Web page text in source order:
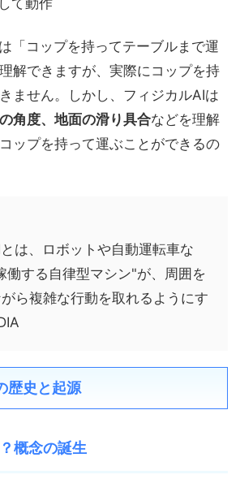
「コップを持ってテーブルまで運
解できますが、実際にコップを持
ません。しかし、フィジカルAIは
角度、地面の滑り具合などを理解
ップを持って運ぶことができるの
とは、ロボットや自動運転車な
働する自律型マシン"が、周囲を
ら複雑な行動を取れるようにす
歴史と起源
概念の誕生